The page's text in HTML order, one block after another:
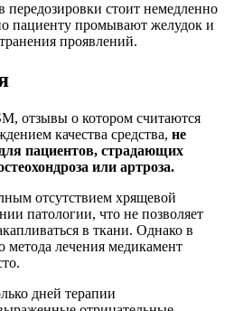
стоит немедленно
пациенту промывают желудок и
проявлений.
отзывы о котором считаются
качества средства, не
пациентов, страдающих
или артроза.
отсутствием хрящевой
патологии, что не позволяет
в ткани. Однако в
метода лечения медикамент
дней терапии